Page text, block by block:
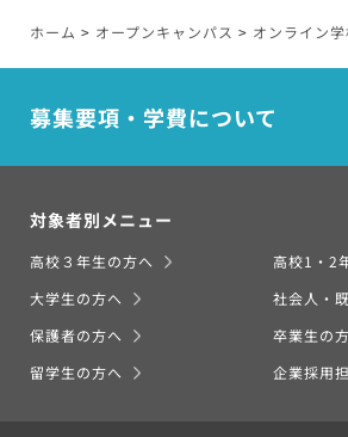
ホーム > オープンキャンパス > オンライン
募集要項・学費について
対象者別メニュー
高校３年生の方へ
高校1・2
大学生の方へ
社会人・
保護者の方へ
卒業生の
留学生の方へ
企業採用